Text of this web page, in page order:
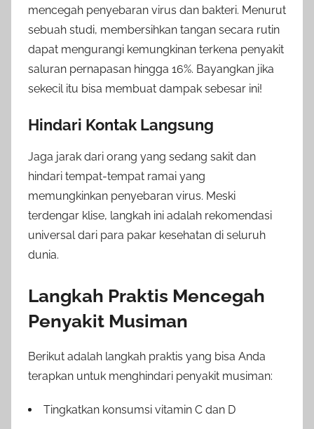
mencegah penyebaran virus dan bakteri. Menurut
sebuah studi, membersihkan tangan secara rutin
dapat mengurangi kemungkinan terkena penyakit
saluran pernapasan hingga 16%. Bayangkan jika
sekecil itu bisa membuat dampak sebesar ini!
Hindari Kontak Langsung
Jaga jarak dari orang yang sedang sakit dan
hindari tempat-tempat ramai yang
memungkinkan penyebaran virus. Meski
terdengar klise, langkah ini adalah rekomendasi
universal dari para pakar kesehatan di seluruh
dunia.
Langkah Praktis Mencegah
Penyakit Musiman
Berikut adalah langkah praktis yang bisa Anda
terapkan untuk menghindari penyakit musiman:
Tingkatkan konsumsi vitamin C dan D